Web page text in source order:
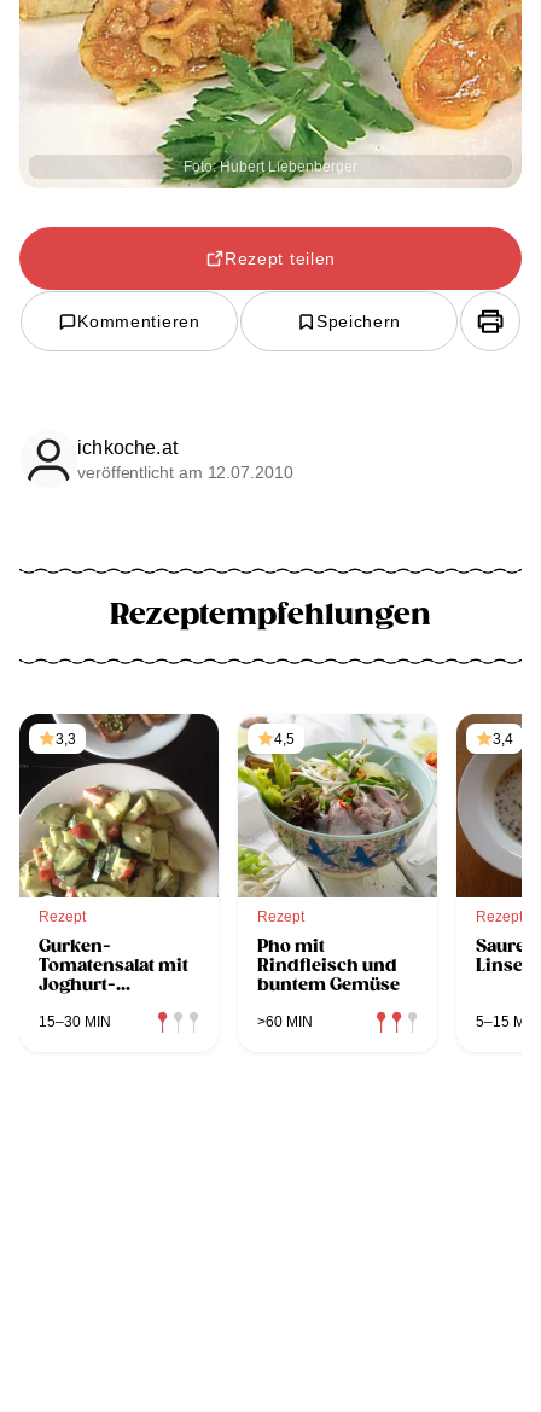
Foto: Hubert Liebenberger
Rezept teilen
Kommentieren Speichern
ichkoche.at
veröffentlicht am 12.07.2010
Rezeptempfehlungen
3,3
Rezept
Gurken-
Tomatensalat mit
Joghurt-
15–30 MIN
4,5
Rezept
Pho mit
Rindfleisch und
buntem Gemüse
>60 MIN
3,4
Rezept
Saure
5–15 MIN